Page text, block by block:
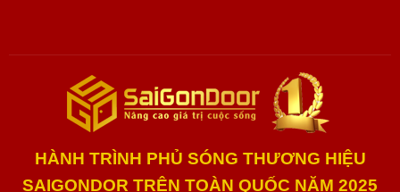
HÀNH TRÌNH PHỦ SÓNG THƯƠNG HIỆU
SAIGONDOR TRÊN TOÀN QUỐC NĂM 2025